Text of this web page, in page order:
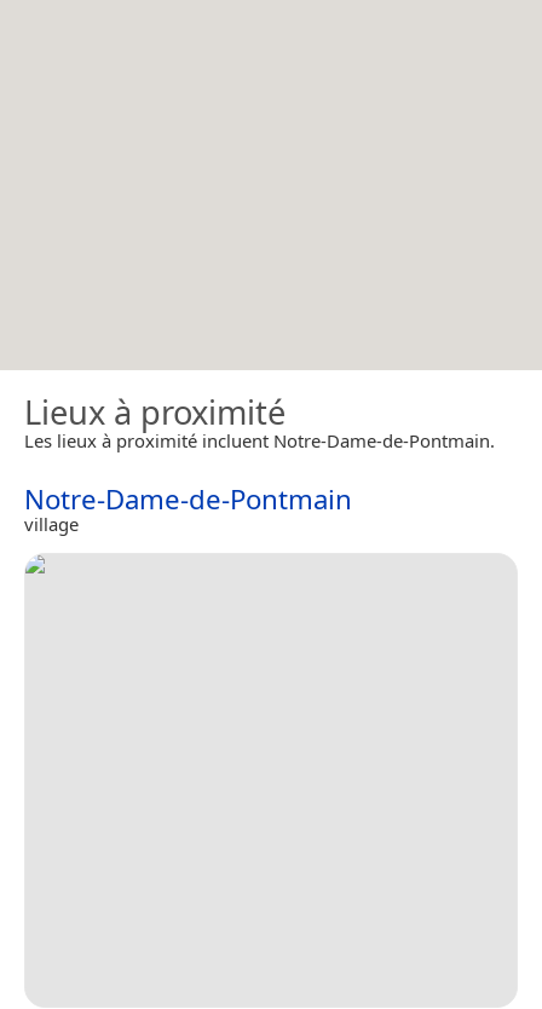
Lieux à proximité
Les lieux à proximité incluent Notre-Dame-de-Pontmain.
Notre-Dame-de-Pontmain
village